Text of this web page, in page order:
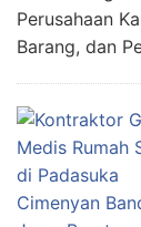
Perusahaan
Barang, dan